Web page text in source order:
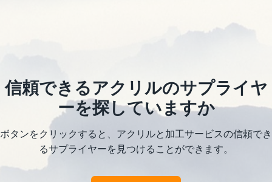
信頼できるアクリルのサプライヤ
ーを探していますか
ボタンをクリックすると、アクリルと加工サービスの信頼でき
るサプライヤーを見つけることができます。